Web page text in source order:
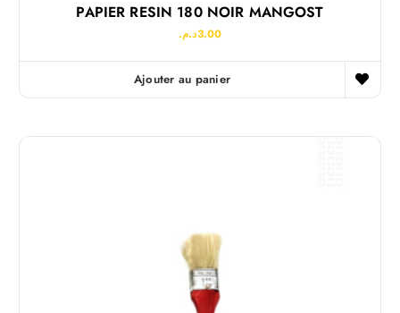
PAPIER RESIN 180 NOIR MANGOST
3.00د.م.
Ajouter au panier